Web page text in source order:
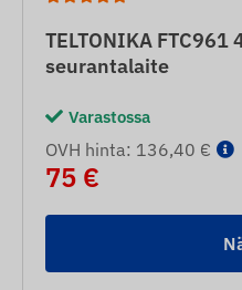
TELTONIKA
seurantalaite
Varastossa
OVH hinta: 136,40 €
75 €